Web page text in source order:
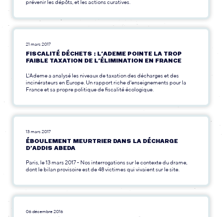
prévenir les dépôts, et les actions curatives.
21 mars 2017
FISCALITÉ DÉCHETS : L’ADEME POINTE LA TROP
FAIBLE TAXATION DE L’ÉLIMINATION EN FRANCE
L'Ademe a analysé les niveaux de taxation des décharges et des
incinérateurs en Europe. Un rapport riche d'enseignements pour la
France et sa propre politique de fiscalité écologique.
13 mars 2017
ÉBOULEMENT MEURTRIER DANS LA DÉCHARGE
D’ADDIS ABEDA
Paris, le 13 mars 2017 - Nos interrogations sur le contexte du drame,
dont le bilan provisoire est de 48 victimes qui vivaient sur le site.
06 décembre 2016